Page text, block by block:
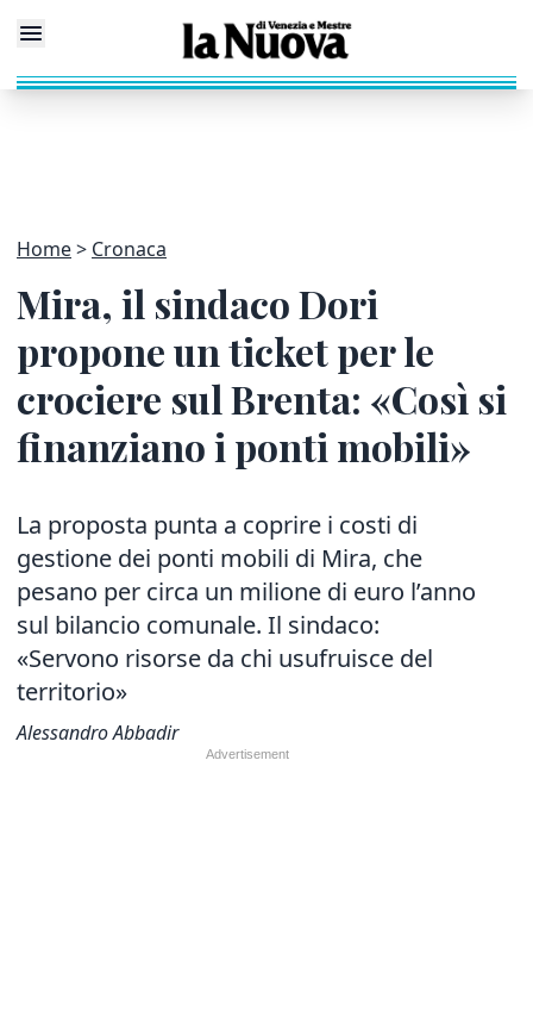
Home Cronaca
Mira, il sindaco Dori
propone un ticket per le
crociere sul Brenta: «Così si
finanziano i ponti mobili»
La proposta punta a coprire i costi di
gestione dei ponti mobili di Mira, che
pesano per circa un milione di euro l’anno
sul bilancio comunale. Il sindaco:
«Servono risorse da chi usufruisce del
territorio»
Alessandro Abbadir